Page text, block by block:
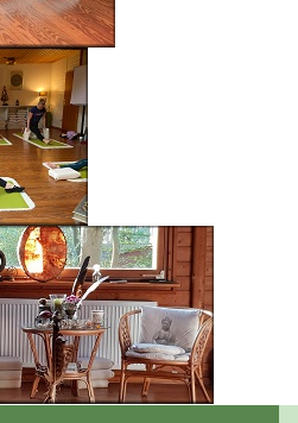
und per mail an:
institut.de
herunterladen